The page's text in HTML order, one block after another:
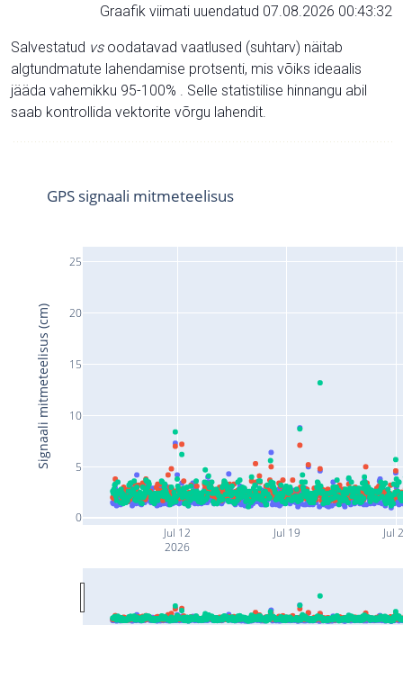
Graafik viimati uuendatud 07.08.2026 00:43:32
Salvestatud vsoodatavad vaatlused (suhtarv) näitab
algtundmatute lahendamise protsenti, mis võiks ideaalis
jääda vahemikku 95-100% . Selle statistilise hinnangu abil
saab kontrollida vektorite võrgu lahendit.
Jul 12
2026
Jul 19 Jul
0
5
10
15
20
25
GPS signaali mitmeteelisus
Signaali mitmeteelisus (cm)